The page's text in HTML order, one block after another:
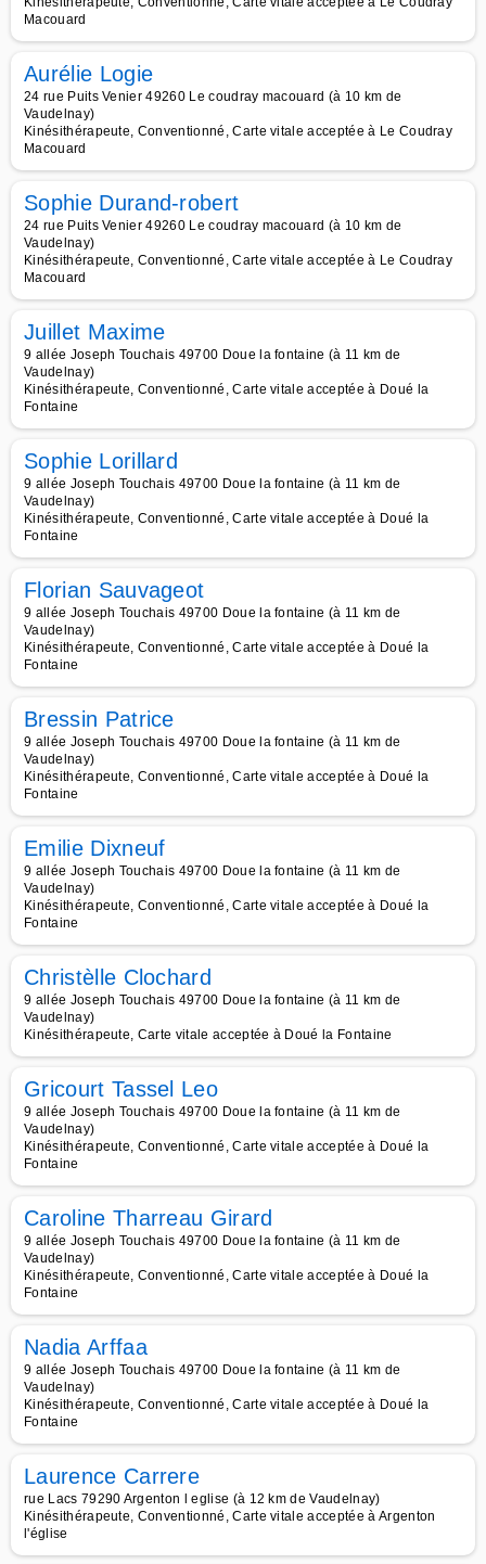
Macouard
Aurélie Logie
24 rue Puits Venier 49260 Le coudray macouard (à 10 km de
Vaudelnay)
Kinésithérapeute, Conventionné, Carte vitale acceptée à Le Coudray
Macouard
Sophie Durand-robert
24 rue Puits Venier 49260 Le coudray macouard (à 10 km de
Vaudelnay)
Kinésithérapeute, Conventionné, Carte vitale acceptée à Le Coudray
Macouard
Juillet Maxime
9 allée Joseph Touchais 49700 Doue la fontaine (à 11 km de
Vaudelnay)
Kinésithérapeute, Conventionné, Carte vitale acceptée à Doué la
Fontaine
Sophie Lorillard
9 allée Joseph Touchais 49700 Doue la fontaine (à 11 km de
Vaudelnay)
Kinésithérapeute, Conventionné, Carte vitale acceptée à Doué la
Fontaine
Florian Sauvageot
9 allée Joseph Touchais 49700 Doue la fontaine (à 11 km de
Vaudelnay)
Kinésithérapeute, Conventionné, Carte vitale acceptée à Doué la
Fontaine
Bressin Patrice
9 allée Joseph Touchais 49700 Doue la fontaine (à 11 km de
Vaudelnay)
Kinésithérapeute, Conventionné, Carte vitale acceptée à Doué la
Fontaine
Emilie Dixneuf
9 allée Joseph Touchais 49700 Doue la fontaine (à 11 km de
Vaudelnay)
Kinésithérapeute, Conventionné, Carte vitale acceptée à Doué la
Fontaine
Christèlle Clochard
9 allée Joseph Touchais 49700 Doue la fontaine (à 11 km de
Vaudelnay)
Kinésithérapeute, Carte vitale acceptée à Doué la Fontaine
Gricourt Tassel Leo
9 allée Joseph Touchais 49700 Doue la fontaine (à 11 km de
Vaudelnay)
Kinésithérapeute, Conventionné, Carte vitale acceptée à Doué la
Fontaine
Caroline Tharreau Girard
9 allée Joseph Touchais 49700 Doue la fontaine (à 11 km de
Vaudelnay)
Kinésithérapeute, Conventionné, Carte vitale acceptée à Doué la
Fontaine
Nadia Arffaa
9 allée Joseph Touchais 49700 Doue la fontaine (à 11 km de
Vaudelnay)
Kinésithérapeute, Conventionné, Carte vitale acceptée à Doué la
Fontaine
Laurence Carrere
rue Lacs 79290 Argenton l eglise (à 12 km de Vaudelnay)
Kinésithérapeute, Conventionné, Carte vitale acceptée à Argenton
l'église